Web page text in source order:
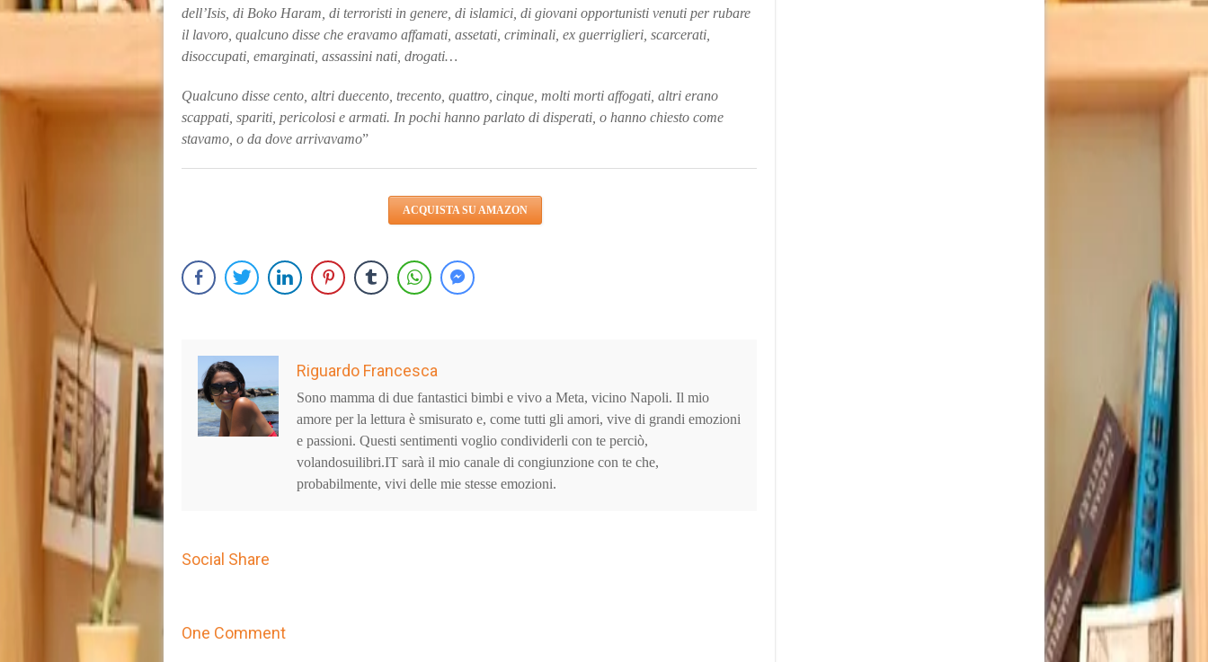
dell’Isis, di Boko Haram, di terroristi in genere, di islamici, di giovani opportunisti venuti per rubare
il lavoro, qualcuno disse che eravamo affamati, assetati, criminali, ex guerriglieri, scarcerati,
disoccupati, emarginati, assassini nati, drogati…
Qualcuno disse cento, altri duecento, trecento, quattro, cinque, molti morti affogati, altri erano
scappati, spariti, pericolosi e armati. In pochi hanno parlato di disperati, o hanno chiesto come
stavamo, o da dove arrivavamo”
ACQUISTA SU AMAZON
Riguardo Francesca
Sono mamma di due fantastici bimbi e vivo a Meta, vicino Napoli. Il mio
amore per la lettura è smisurato e, come tutti gli amori, vive di grandi emozioni
e passioni. Questi sentimenti voglio condividerli con te perciò,
volandosuilibri.IT sarà il mio canale di congiunzione con te che,
probabilmente, vivi delle mie stesse emozioni.
Social Share
One Comment